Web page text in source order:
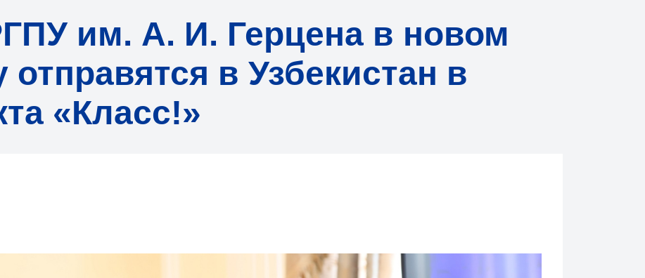
им. А. И. Герцена в новом
отправятся в Узбекистан в
«Класс!»